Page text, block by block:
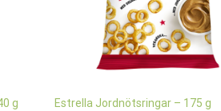
g Estrella Jordnötsringar – 175 g